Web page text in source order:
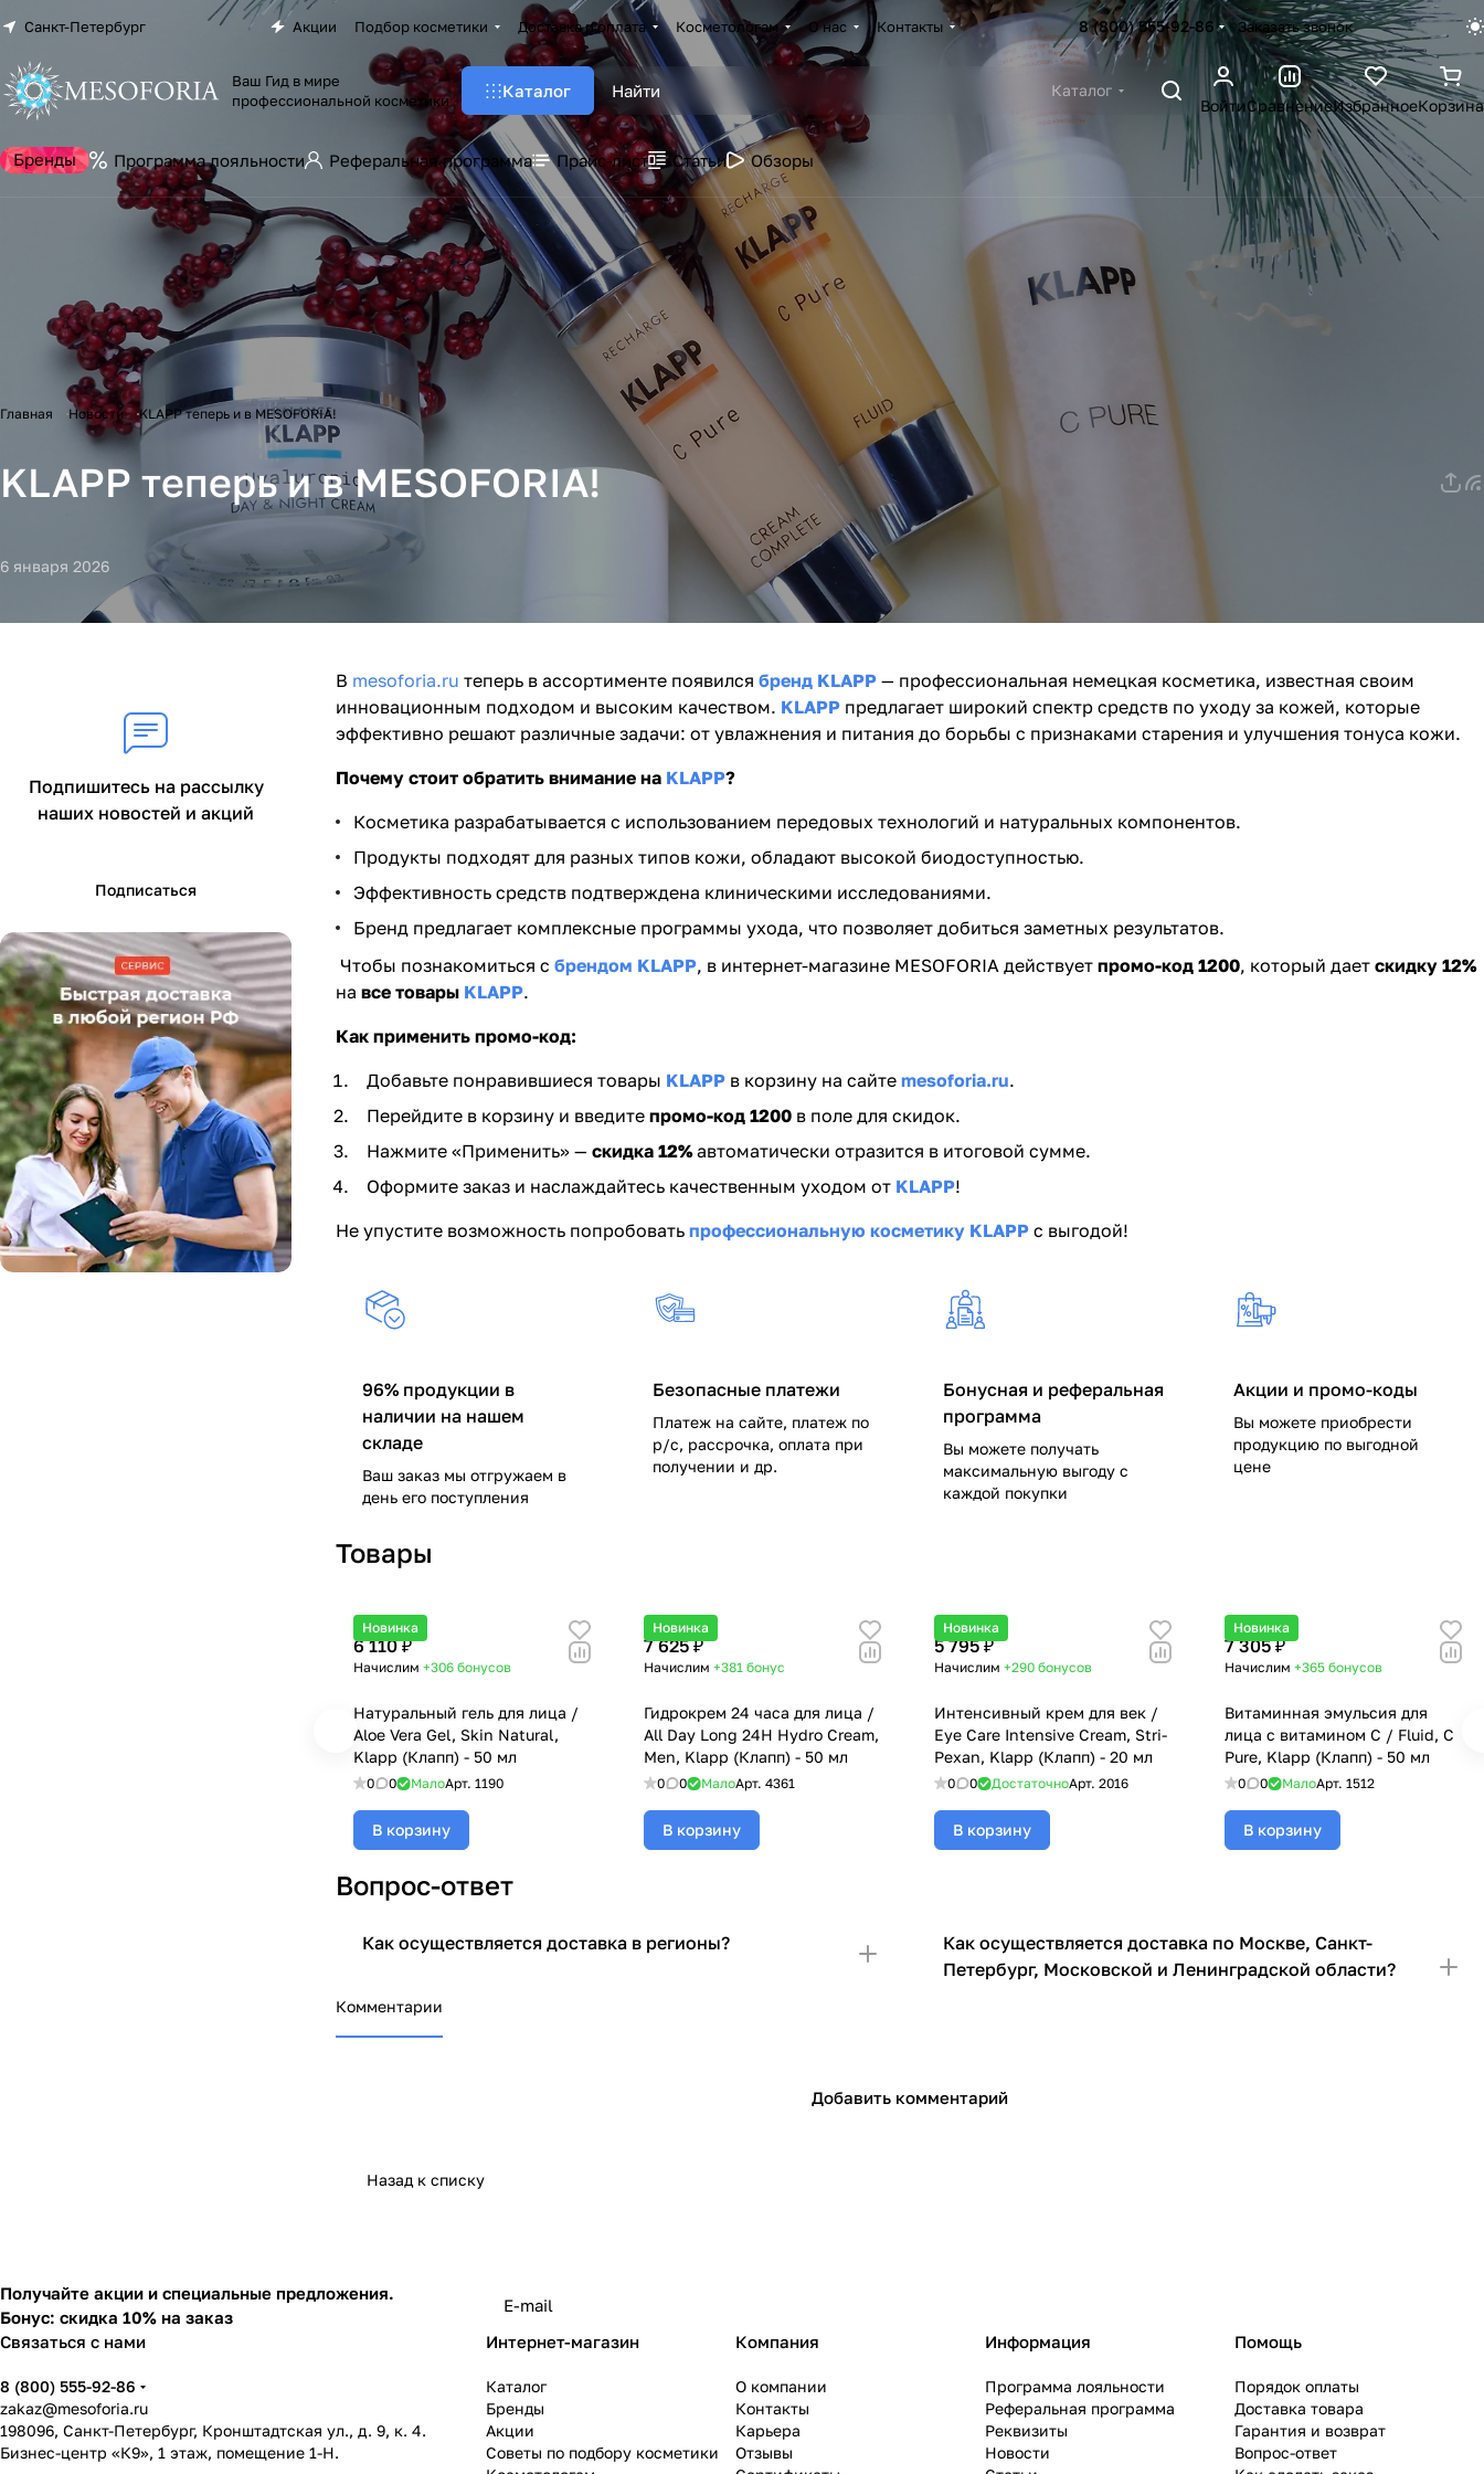
Санкт-Петербург Акции Подбор косметики Доставка и оплата Косметологам О нас Контакты 8 (800) 555-92-86 Заказать звонок
Ваш Гид в мире
профессиональной косметики
Каталог
Каталог
ВойтиСравнениеИзбранноеКорзина
Бренды Программа лояльности Реферальная программа Прайс-лист Статьи Обзоры
Главная Новости KLAPP теперь и в MESOFORIA!
KLAPP теперь и в MESOFORIA!
6 января 2026
В mesoforia.ru теперь в ассортименте появился бренд KLAPP — профессиональная немецкая косметика, известная своим
инновационным подходом и высоким качеством. KLAPP предлагает широкий спектр средств по уходу за кожей, которые
эффективно решают различные задачи: от увлажнения и питания до борьбы с признаками старения и улучшения тонуса кожи.
Почему стоит обратить внимание на KLAPP?
Косметика разрабатывается с использованием передовых технологий и натуральных компонентов.
Продукты подходят для разных типов кожи, обладают высокой биодоступностью.
Эффективность средств подтверждена клиническими исследованиями.
Бренд предлагает комплексные программы ухода, что позволяет добиться заметных результатов.
Чтобы познакомиться с брендом KLAPP, в интернет-магазине MESOFORIA действует промо-код 1200, который дает скидку 12%
на все товары KLAPP.
Как применить промо-код:
Добавьте понравившиеся товары KLAPP в корзину на сайте mesoforia.ru.
Перейдите в корзину и введите промо-код 1200 в поле для скидок.
Нажмите «Применить» — скидка 12%автоматически отразится в итоговой сумме.
Оформите заказ и наслаждайтесь качественным уходом от KLAPP!
Не упустите возможность попробовать профессиональную косметику KLAPP с выгодой!
96% продукции в
наличии на нашем
складе
Ваш заказ мы отгружаем в
день его поступления
Безопасные платежи
Платеж на сайте, платеж по
р/c, рассрочка, оплата при
получении и др.
Бонусная и реферальная
программа
Вы можете получать
максимальную выгоду с
каждой покупки
Акции и промо-коды
Вы можете приобрести
продукцию по выгодной
цене
Товары
Новинка
6 110 ₽
Начислим +306 бонусов
Натуральный гель для лица /
Aloe Vera Gel, Skin Natural,
Klapp (Клапп) - 50 мл
0 0 МалоАрт. 1190
В корзину
Новинка
7 625 ₽
Начислим +381 бонус
Гидрокрем 24 часа для лица /
All Day Long 24H Hydro Cream,
Men, Klapp (Клапп) - 50 мл
0 0 МалоАрт. 4361
В корзину
Новинка
5 795 ₽
Начислим +290 бонусов
Интенсивный крем для век /
Eye Care Intensive Cream, Stri-
Pexan, Klapp (Клапп) - 20 мл
0 0 ДостаточноАрт. 2016
В корзину
Новинка
7 305 ₽
Начислим +365 бонусов
Витаминная эмульсия для
лица с витамином C / Fluid, C
Pure, Klapp (Клапп) - 50 мл
0 0 МалоАрт. 1512
В корзину
Вопрос-ответ
Как осуществляется доставка в регионы?
Как осуществляется доставка по Москве, Санкт-
Петербург, Московской и Ленинградской области?
Комментарии
Добавить комментарий
Назад к списку
Подпишитесь на рассылку
наших новостей и акций
Подписаться
Получайте акции и специальные предложения.
Бонус: скидка 10% на заказ
Связаться с нами
8 (800) 555-92-86
zakaz@mesoforia.ru
198096, Санкт-Петербург, Кронштадтская ул., д. 9, к. 4.
Бизнес-центр «К9», 1 этаж, помещение 1-Н.
Интернет-магазин
Каталог
Бренды
Акции
Советы по подбору косметики
Компания
О компании
Контакты
Карьера
Отзывы
Информация
Программа лояльности
Реферальная программа
Реквизиты
Новости
Помощь
Порядок оплаты
Доставка товара
Гарантия и возврат
Вопрос-ответ